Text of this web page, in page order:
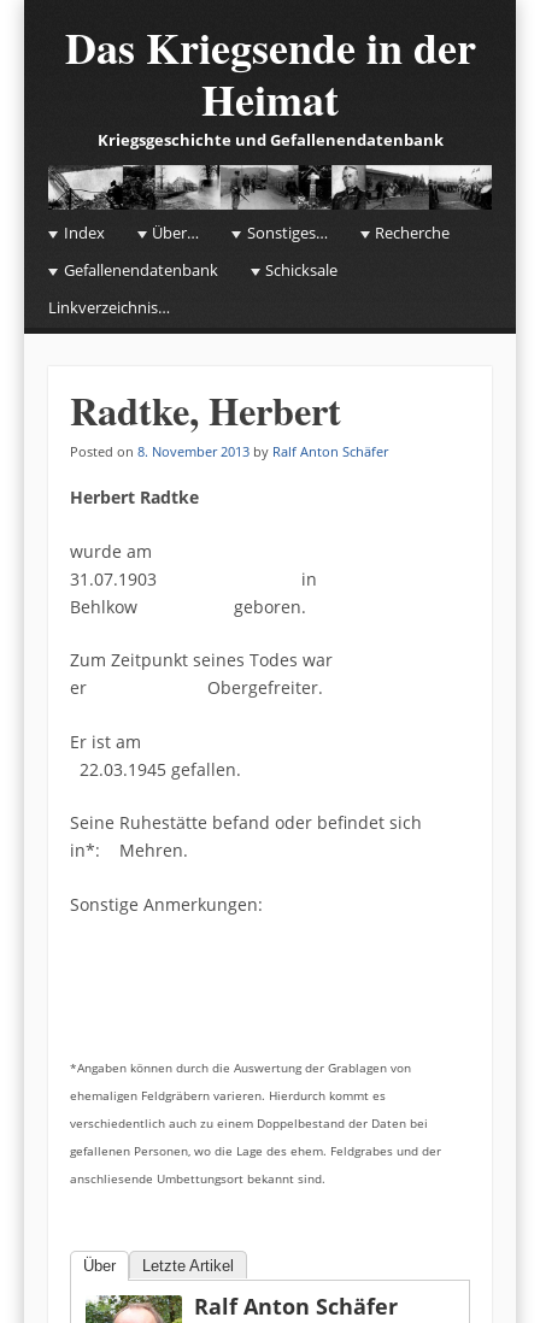
Das Kriegsende in der
Heimat
Kriegsgeschichte und Gefallenendatenbank
☰Menu
Skip to content
Index Über… Sonstiges…
Recherche
Gefallenendatenbank
Schicksale
Linkverzeichnis…
Radtke, Herbert
Posted on 8. November 2013 by Ralf Anton Schäfer
Herbert Radtke
wurde am
31.07.1903 in
Behlkow geboren.
Zum Zeitpunkt seines Todes war
er Obergefreiter.
Er ist am
22.03.1945 gefallen.
Seine Ruhestätte befand oder befindet sich
in*: Mehren.
Sonstige Anmerkungen:
*Angaben können durch die Auswertung der Grablagen von
ehemaligen Feldgräbern varieren. Hierdurch kommt es
verschiedentlich auch zu einem Doppelbestand der Daten bei
gefallenen Personen, wo die Lage des ehem. Feldgrabes und der
anschliesende Umbettungsort bekannt sind.
Über Letzte Artikel
Ralf Anton Schäfer